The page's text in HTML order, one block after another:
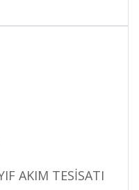
AKIM TESİSATI